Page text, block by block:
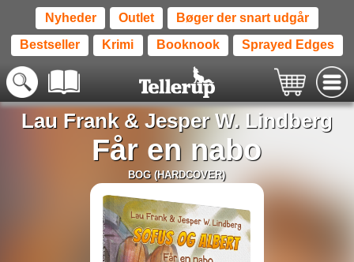
Nyheder Outlet Bøger der snart udgår
Bestseller Krimi Booknook Sprayed Edges
Lau Frank& Jesper W. Lindberg
Får en nabo
BOG (HARDCOVER)